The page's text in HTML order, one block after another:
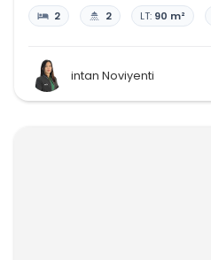
2 2 LT: 90 m²
intan Noviyenti